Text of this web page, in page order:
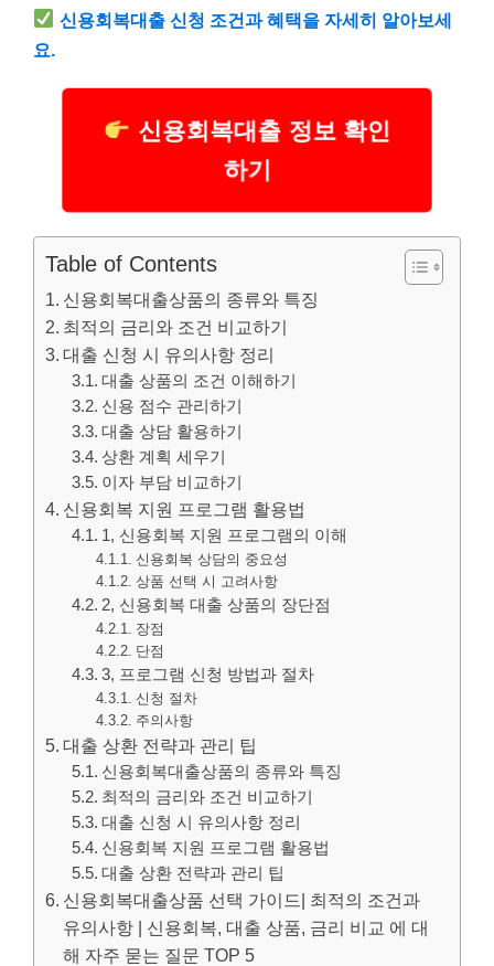
신용회복대출 신청 조건과 혜택을 자세히 알아보세
요.
신용회복대출 정보 확인
하기
Table of Contents
신용회복대출상품의 종류와 특징
최적의 금리와 조건 비교하기
대출 신청 시 유의사항 정리
대출 상품의 조건 이해하기
신용 점수 관리하기
대출 상담 활용하기
상환 계획 세우기
이자 부담 비교하기
신용회복 지원 프로그램 활용법
1, 신용회복 지원 프로그램의 이해
신용회복 상담의 중요성
상품 선택 시 고려사항
2, 신용회복 대출 상품의 장단점
장점
단점
3, 프로그램 신청 방법과 절차
신청 절차
주의사항
대출 상환 전략과 관리 팁
신용회복대출상품의 종류와 특징
최적의 금리와 조건 비교하기
대출 신청 시 유의사항 정리
신용회복 지원 프로그램 활용법
대출 상환 전략과 관리 팁
신용회복대출상품 선택 가이드| 최적의 조건과
유의사항 | 신용회복, 대출 상품, 금리 비교 에 대
해 자주 묻는 질문 TOP 5